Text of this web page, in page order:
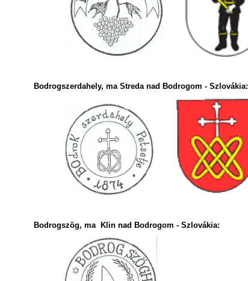
Bodrogszerdahely, ma Streda nad Bodrogom - Szlovákia:
Bodrogszög, ma Klin nad Bodrogom - Szlovákia: